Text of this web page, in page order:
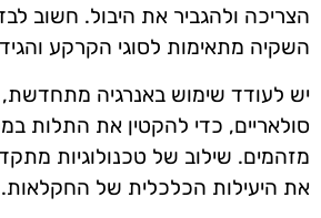
הצריכה ולהגביר את היבול. חשוב
השקיה מתאימות לסוגי הקרקע
יש לעודד שימוש באנרגיה מתחדשת,
סולאריים, כדי להקטין את התלות
מזהמים. שילוב של טכנולוגיות
את היעילות הכלכלית של החקלאות.